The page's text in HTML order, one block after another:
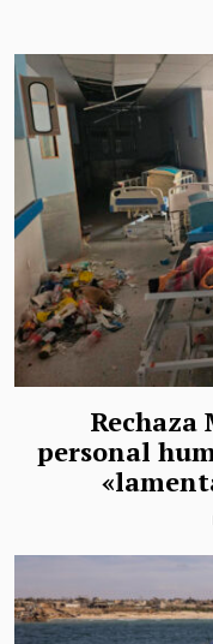
Rechaza
personal